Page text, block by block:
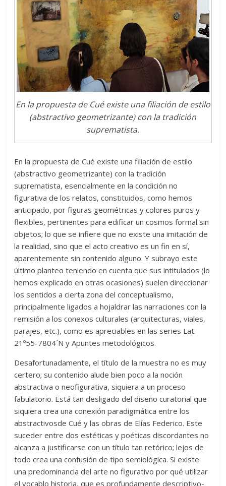
En la propuesta de Cué existe una filiación de estilo
(abstractivo geometrizante) con la tradición
suprematista.
En la propuesta de Cué existe una filiación de estilo
(abstractivo geometrizante) con la tradición
suprematista, esencialmente en la condición no
figurativa de los relatos, constituidos, como hemos
anticipado, por figuras geométricas y colores puros y
flexibles, pertinentes para edificar un cosmos formal sin
objetos; lo que se infiere que no existe una imitación de
la realidad, sino que el acto creativo es un fin en sí,
aparentemente sin contenido alguno. Y subrayo este
último planteo teniendo en cuenta que sus intitulados (lo
hemos explicado en otras ocasiones) suelen direccionar
los sentidos a cierta zona del conceptualismo,
principalmente ligados a hojaldrar las narraciones con la
remisión a los conexos culturales (arquitecturas, viales,
parajes, etc.), como es apreciables en las series Lat.
21º55-7804´N y Apuntes metodológicos.
Desafortunadamente, el título de la muestra no es muy
certero; su contenido alude bien poco a la noción
abstractiva o neofigurativa, siquiera a un proceso
fabulatorio. Está tan desligado del diseño curatorial que
siquiera crea una conexión paradigmática entre los
abstractivosde Cué y las obras de Elías Federico. Este
suceder entre dos estéticas y poéticas discordantes no
alcanza a justificarse con un título tan retórico; lejos de
todo crea una confusión de tipo semiológica. Si existe
una predominancia del arte no figurativo por qué utilizar
el vocablo historia, que es profundamente descriptivo-